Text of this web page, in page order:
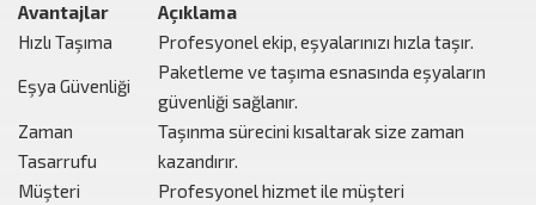
Avantajlar
Açıklama
Hızlı Taşıma
Profesyonel ekip, eşyalarınızı hızla taşır.
Eşya Güvenliği
Paketleme ve taşıma esnasında eşyaların
güvenliği sağlanır.
Zaman
Tasarrufu
Taşınma sürecini kısaltarak size zaman
kazandırır.
Müşteri
Profesyonel hizmet ile müşteri